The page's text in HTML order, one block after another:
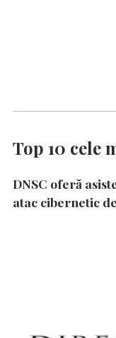
Top 10 cele
DNSC oferă
atac cibernetic